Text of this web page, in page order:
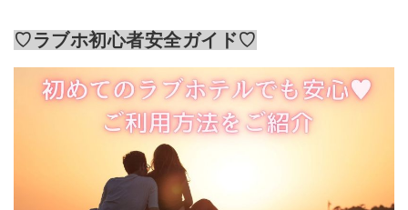
♡ラブホ初心者安全ガイド♡